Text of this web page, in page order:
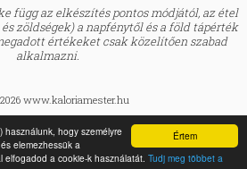
Értem
használunk, hogy személyre
elemezhessük a
elfogadod a cookie-k használatát. Tudj meg többet a
függ az elkészítés pontos módjától, az étel
zöldségek) a napfénytől és a föld tápérték
értékeket csak közelítően szabad
alkalmazni.
www.kaloriamester.hu
BMI kalkulátor »